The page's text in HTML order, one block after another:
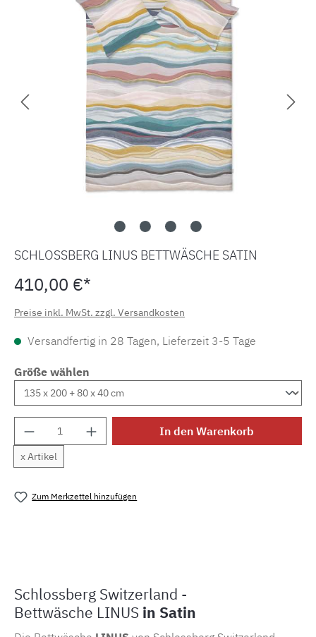
SCHLOSSBERG LINUS BETTWÄSCHE SATIN
410,00 €*
Preise inkl. MwSt. zzgl. Versandkosten
Versandfertig in 28 Tagen, Lieferzeit 3-5 Tage
Größe wählen
Produkt Anzahl: Gib den gewünschten
x Artikel
In den Warenkorb
Zum Merkzettel hinzufügen
Schlossberg Switzerland -
Bettwäsche LINUS in Satin